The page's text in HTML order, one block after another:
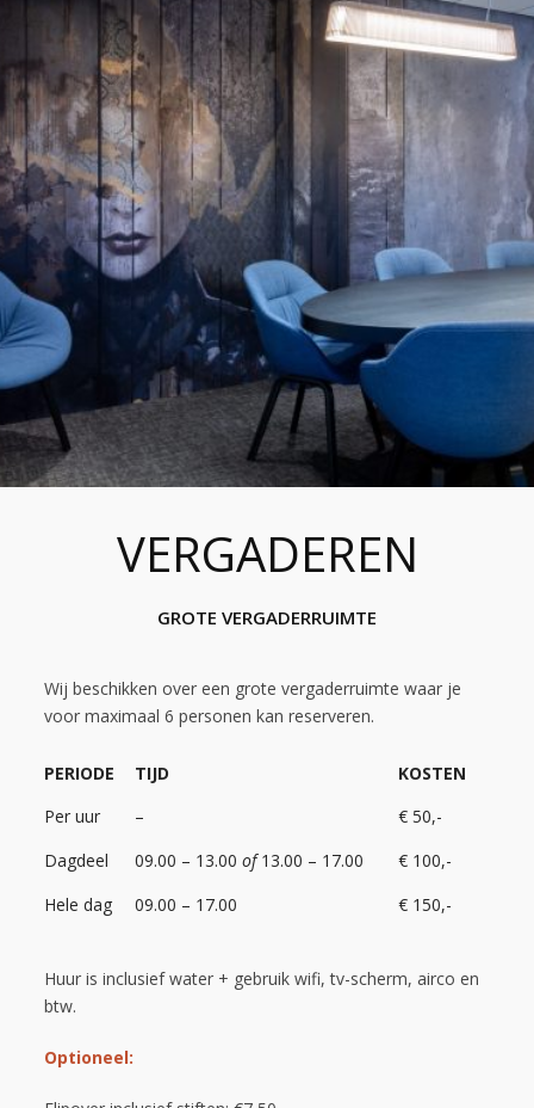
VERGADEREN
GROTE VERGADERRUIMTE
Wij beschikken over een grote vergaderruimte waar je
voor maximaal 6 personen kan reserveren.
PERIODE TIJD
KOSTEN
Per uur
–
€ 50,-
Dagdeel
09.00 – 13.00of13.00 – 17.00
€ 100,-
Hele dag
09.00 – 17.00 € 150,-
Huur is inclusief water + gebruik wifi, tv-scherm, airco en
btw.
Optioneel: